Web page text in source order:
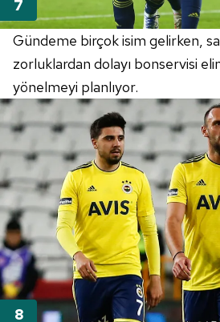
Gündeme birçok isim gelirken,
zorluklardan dolayı bonservisi
yönelmeyi planlıyor.